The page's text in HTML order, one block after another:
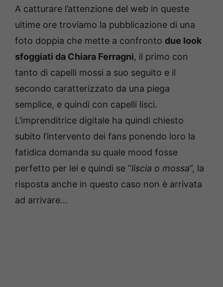
A catturare l’attenzione del web in queste
ultime ore troviamo la pubblicazione di una
foto doppia che mette a confronto due look
sfoggiati da Chiara Ferragni, il primo con
tanto di capelli mossi a suo seguito e il
secondo caratterizzato da una piega
semplice, e quindi con capelli lisci.
L’imprenditrice digitale ha quindi chiesto
subito l’intervento dei fans ponendo loro la
fatidica domanda su quale mood fosse
perfetto per lei e quindi se “liscia o mossa”, la
risposta anche in questo caso non è arrivata
ad arrivare…